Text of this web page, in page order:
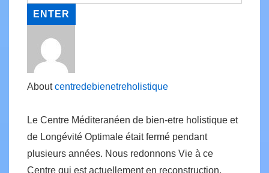
Aboutcentredebienetreholistique
Le Centre Méditeranéen de bien-etre holistique et
de Longévité Optimale était fermé pendant
plusieurs années. Nous redonnons Vie à ce
Centre qui est actuellement en reconstruction.